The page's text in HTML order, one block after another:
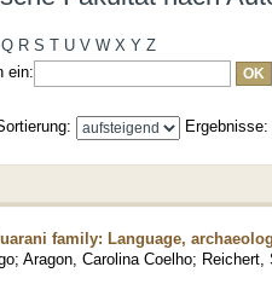
Q R S T U V W X Y Z
ein:
Ergebnisse:
family: Language,
; Aragon, Carolina Coelho; Reichert,